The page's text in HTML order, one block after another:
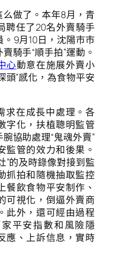
做了。本年8月，青
聘任了20名外賣騎手
9月10日，沈陽市市
騎手“順手拍”運動。
心動意在施展外賣小
頭”感化，為食物平安
求在成長中處理。各
字化，扶植聰明監管
協助處理“鬼魂外賣”
監管的效力和後果。
”的及時錄像對接到監
抓拍和隨機抽取監控
餐飲食物平安制作、
可視化，倒逼外賣商
此外，還可經由過程
平安指數和風險隱
應、上訴信息，實時